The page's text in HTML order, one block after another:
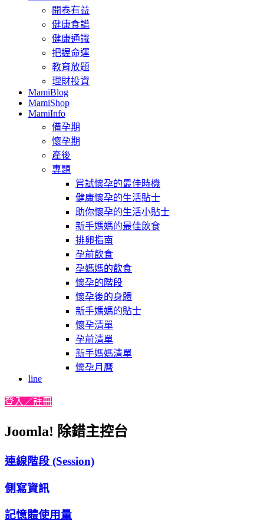
開卷有益
健康食譜
健康通識
把握命運
教育放題
理財投資
MamiBlog
MamiShop
MamiInfo
備孕期
懷孕期
產後
專題
嘗試懷孕的最佳時機
健康懷孕的生活貼士
助你懷孕的生活小貼士
新手媽媽的最佳飲食
排卵指南
孕前飲食
孕媽媽的飲食
懷孕的階段
懷孕後的身體
新手媽媽的貼士
懷孕清單
孕前清單
新手媽媽清單
懷孕月曆
line
登入／註冊
Joomla! 除錯主控台
連線階段 (Session)
側寫資訊
記憶體使用量